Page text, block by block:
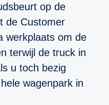
op de
de Customer
werkplaats om de
terwijl de truck in
u toch bezig
wagenpark in